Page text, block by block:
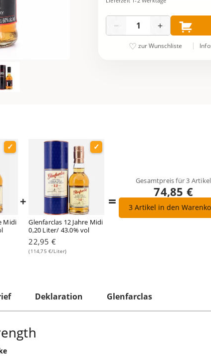
− +
zur Wunschliste
Midi
+
Glenfarclas 12 Jahre Midi
0,20 Liter/ 43.0% vol
22,95 €
(114,75 €/Liter)
=
Gesamtpreis für3 Artikel
74,85 €
3Artikel in den
Deklaration Glenfarclas